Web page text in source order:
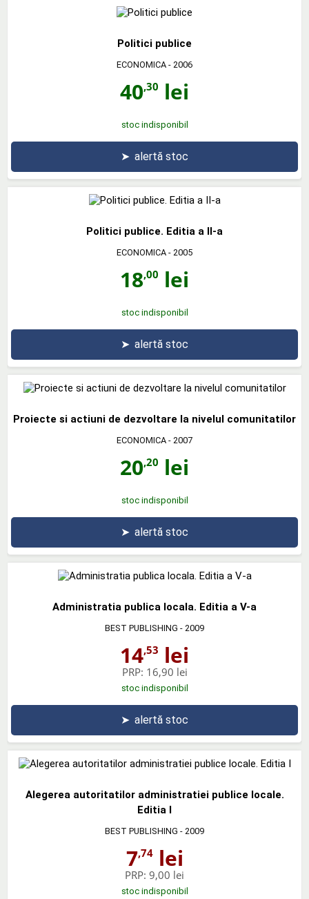
Politici publice
ECONOMICA - 2006
40,30 lei
stoc indisponibil
➤ alertă stoc
Politici publice. Editia a II-a
ECONOMICA - 2005
18,00 lei
stoc indisponibil
➤ alertă stoc
Proiecte si actiuni de dezvoltare la nivelul comunitatilor
ECONOMICA - 2007
20,20 lei
stoc indisponibil
➤ alertă stoc
Administratia publica locala. Editia a V-a
BEST PUBLISHING - 2009
14,53 lei
PRP: 16,90 lei
stoc indisponibil
➤ alertă stoc
Alegerea autoritatilor administratiei publice locale.
Editia I
BEST PUBLISHING - 2009
7,74lei
PRP: 9,00 lei
stoc indisponibil